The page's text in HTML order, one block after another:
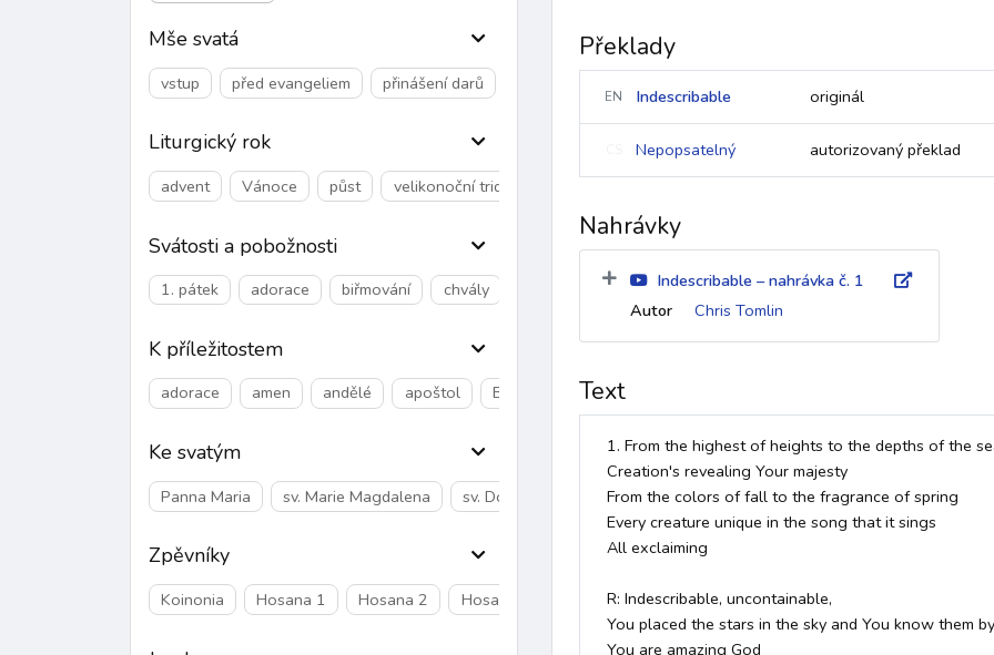
Mše svatá
vstup před evangeliem přinášení darů
Liturgický rok
advent Vánoce půst velikonoční triduum
Svátosti a pobožnosti
1. pátek adorace biřmování chvály k Duchu Svatému ke křížové cestě křest
K příležitostem
adorace amen andělé apoštol Beránek Boží Bible
Ke svatým
Panna Maria sv. Marie Magdalena sv. Dominik sv. Tomáš More sv. Jan Bosco sv. František z Assisi
Zpěvníky
Koinonia Hosana 1 Hosana 2 Hosana 3 Dolany/Blahoslavenství Chvalozpěvy 1
Překlady
EN Indescribable originál
Nepopsatelný autorizovaný překlad
Nahrávky
Indescribable – nahrávka č. 1
Autor
Chris Tomlin
Text
1. From the highest of heights to the depths of the
Creation's revealing Your majesty
From the colors of fall to the fragrance of spring
Every creature unique in the song that it sings
All exclaiming
R: Indescribable, uncontainable,
You placed the stars in the sky and You know them
You are amazing God